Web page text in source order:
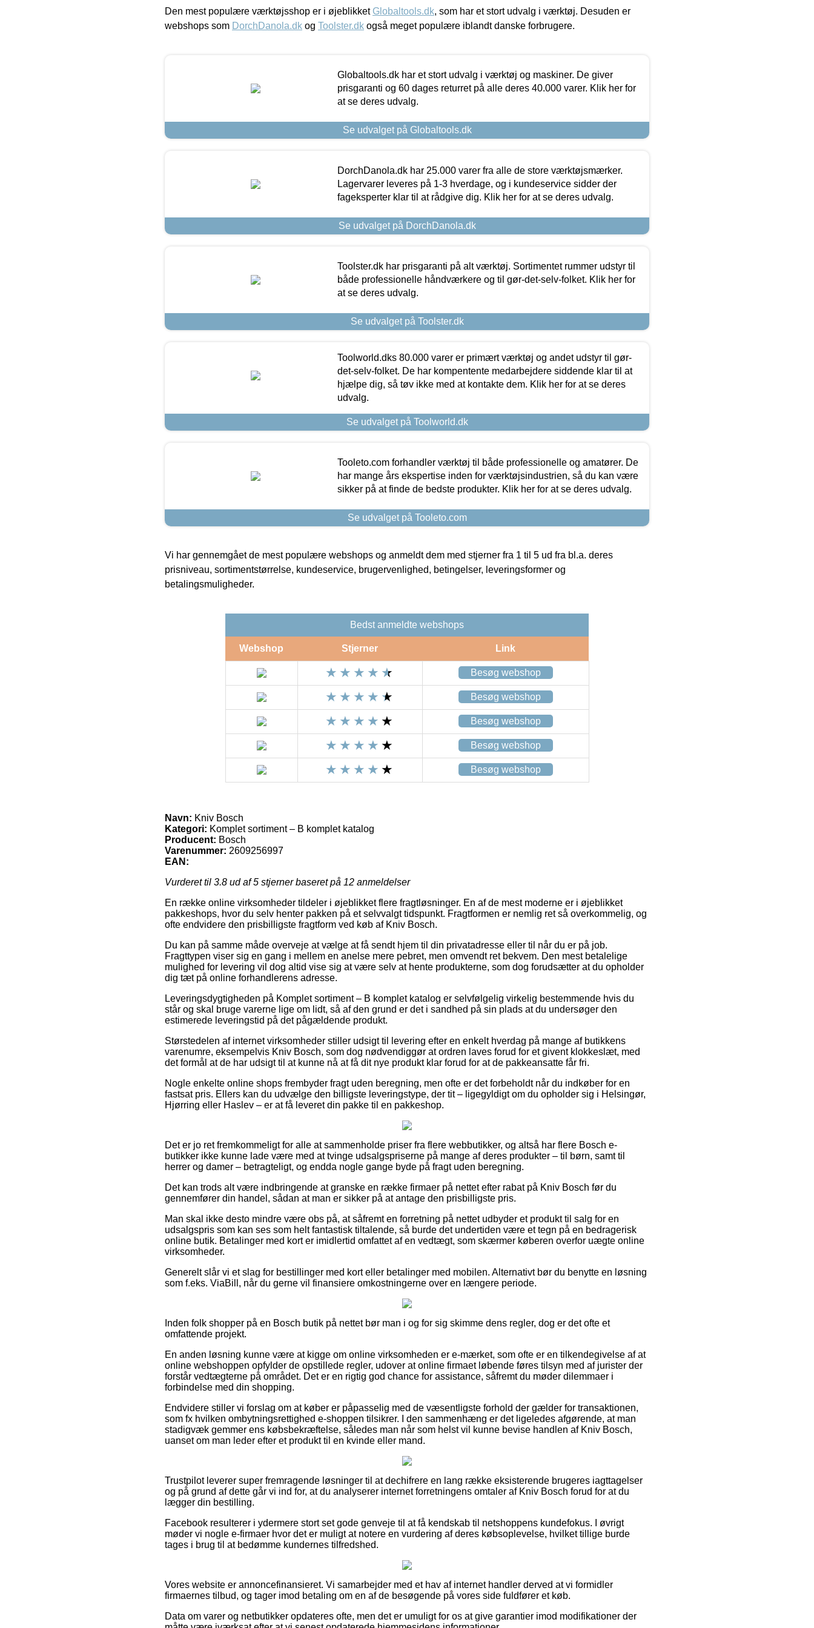
Den mest populære værktøjsshop er i øjeblikket Globaltools.dk, som har et stort udvalg i værktøj. Desuden er
webshops som DorchDanola.dk og Toolster.dk også meget populære iblandt danske forbrugere.
Globaltools.dk har et stort udvalg i værktøj og maskiner. De giver
prisgaranti og 60 dages returret på alle deres 40.000 varer. Klik her for
at se deres udvalg.
Se udvalget på Globaltools.dk
DorchDanola.dk har 25.000 varer fra alle de store værktøjsmærker.
Lagervarer leveres på 1-3 hverdage, og i kundeservice sidder der
fageksperter klar til at rådgive dig. Klik her for at se deres udvalg.
Se udvalget på DorchDanola.dk
Toolster.dk har prisgaranti på alt værktøj. Sortimentet rummer udstyr til
både professionelle håndværkere og til gør-det-selv-folket. Klik her for
at se deres udvalg.
Se udvalget på Toolster.dk
Toolworld.dks 80.000 varer er primært værktøj og andet udstyr til gør-
det-selv-folket. De har kompentente medarbejdere siddende klar til at
hjælpe dig, så tøv ikke med at kontakte dem. Klik her for at se deres
udvalg.
Se udvalget på Toolworld.dk
Tooleto.com forhandler værktøj til både professionelle og amatører. De
har mange års ekspertise inden for værktøjsindustrien, så du kan være
sikker på at finde de bedste produkter. Klik her for at se deres udvalg.
Se udvalget på Tooleto.com
Vi har gennemgået de mest populære webshops og anmeldt dem med stjerner fra 1 til 5 ud fra bl.a. deres
prisniveau, sortimentstørrelse, kundeservice, brugervenlighed, betingelser, leveringsformer og
betalingsmuligheder.
Bedst anmeldte webshops
Webshop Stjerner Link
Besøg webshop
Besøg webshop
Besøg webshop
Besøg webshop
Besøg webshop
Navn: Kniv Bosch
Kategori: Komplet sortiment – B komplet katalog
Producent: Bosch
Varenummer: 2609256997
EAN:
Vurderet til 3.8 ud af 5 stjerner baseret på 12 anmeldelser
En række online virksomheder tildeler i øjeblikket flere fragtløsninger. En af de mest moderne er i øjeblikket
pakkeshops, hvor du selv henter pakken på et selvvalgt tidspunkt. Fragtformen er nemlig ret så overkommelig, og
ofte endvidere den prisbilligste fragtform ved køb af Kniv Bosch.
Du kan på samme måde overveje at vælge at få sendt hjem til din privatadresse eller til når du er på job.
Fragttypen viser sig en gang i mellem en anelse mere pebret, men omvendt ret bekvem. Den mest betalelige
mulighed for levering vil dog altid vise sig at være selv at hente produkterne, som dog forudsætter at du opholder
dig tæt på online forhandlerens adresse.
Leveringsdygtigheden på Komplet sortiment – B komplet katalog er selvfølgelig virkelig bestemmende hvis du
står og skal bruge varerne lige om lidt, så af den grund er det i sandhed på sin plads at du undersøger den
estimerede leveringstid på det pågældende produkt.
Størstedelen af internet virksomheder stiller udsigt til levering efter en enkelt hverdag på mange af butikkens
varenumre, eksempelvis Kniv Bosch, som dog nødvendiggør at ordren laves forud for et givent klokkeslæt, med
det formål at de har udsigt til at kunne nå at få dit nye produkt klar forud for at de pakkeansatte får fri.
Nogle enkelte online shops frembyder fragt uden beregning, men ofte er det forbeholdt når du indkøber for en
fastsat pris. Ellers kan du udvælge den billigste leveringstype, der tit – ligegyldigt om du opholder sig i Helsingør,
Hjørring eller Haslev – er at få leveret din pakke til en pakkeshop.
Det er jo ret fremkommeligt for alle at sammenholde priser fra flere webbutikker, og altså har flere Bosch e-
butikker ikke kunne lade være med at tvinge udsalgspriserne på mange af deres produkter – til børn, samt til
herrer og damer – betragteligt, og endda nogle gange byde på fragt uden beregning.
Det kan trods alt være indbringende at granske en række firmaer på nettet efter rabat på Kniv Bosch før du
gennemfører din handel, sådan at man er sikker på at antage den prisbilligste pris.
Man skal ikke desto mindre være obs på, at såfremt en forretning på nettet udbyder et produkt til salg for en
udsalgspris som kan ses som helt fantastisk tiltalende, så burde det undertiden være et tegn på en bedragerisk
online butik. Betalinger med kort er imidlertid omfattet af en vedtægt, som skærmer køberen overfor uægte online
virksomheder.
Generelt slår vi et slag for bestillinger med kort eller betalinger med mobilen. Alternativt bør du benytte en løsning
som f.eks. ViaBill, når du gerne vil finansiere omkostningerne over en længere periode.
Inden folk shopper på en Bosch butik på nettet bør man i og for sig skimme dens regler, dog er det ofte et
omfattende projekt.
En anden løsning kunne være at kigge om online virksomheden er e-mærket, som ofte er en tilkendegivelse af at
online webshoppen opfylder de opstillede regler, udover at online firmaet løbende føres tilsyn med af jurister der
forstår vedtægterne på området. Det er en rigtig god chance for assistance, såfremt du møder dilemmaer i
forbindelse med din shopping.
Endvidere stiller vi forslag om at køber er påpasselig med de væsentligste forhold der gælder for transaktionen,
som fx hvilken ombytningsrettighed e-shoppen tilsikrer. I den sammenhæng er det ligeledes afgørende, at man
stadigvæk gemmer ens købsbekræftelse, således man når som helst vil kunne bevise handlen af Kniv Bosch,
uanset om man leder efter et produkt til en kvinde eller mand.
Trustpilot leverer super fremragende løsninger til at dechifrere en lang række eksisterende brugeres iagttagelser
og på grund af dette går vi ind for, at du analyserer internet forretningens omtaler af Kniv Bosch forud for at du
lægger din bestilling.
Facebook resulterer i ydermere stort set gode genveje til at få kendskab til netshoppens kundefokus. I øvrigt
møder vi nogle e-firmaer hvor det er muligt at notere en vurdering af deres købsoplevelse, hvilket tillige burde
tages i brug til at bedømme kundernes tilfredshed.
Vores website er annoncefinansieret. Vi samarbejder med et hav af internet handler derved at vi formidler
firmaernes tilbud, og tager imod betaling om en af de besøgende på vores side fuldfører et køb.
Data om varer og netbutikker opdateres ofte, men det er umuligt for os at give garantier imod modifikationer der